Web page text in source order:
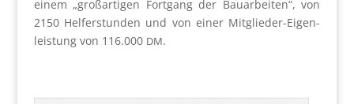
einem „groß­ar­ti­gen Fort­gang der Bau­ar­bei­ten“, von
2150 Hel­fer­stun­den und von einer Mit­glie­der-Eigen­
leis­tung von 116.000 DM.